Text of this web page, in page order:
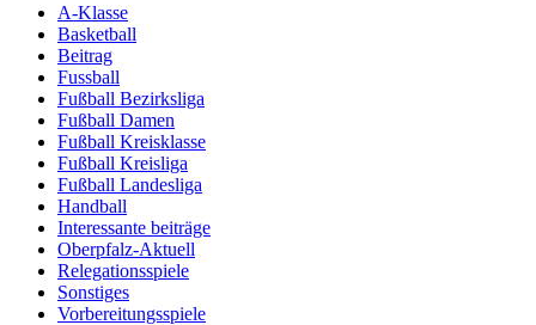
A-Klasse
Basketball
Beitrag
Fussball
Fußball Bezirksliga
Fußball Damen
Fußball Kreisklasse
Fußball Kreisliga
Fußball Landesliga
Handball
Interessante beiträge
Oberpfalz-Aktuell
Relegationsspiele
Sonstiges
Vorbereitungsspiele